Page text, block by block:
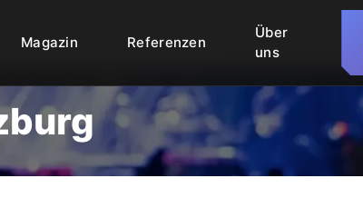
Magazin Referenzen
Über
uns